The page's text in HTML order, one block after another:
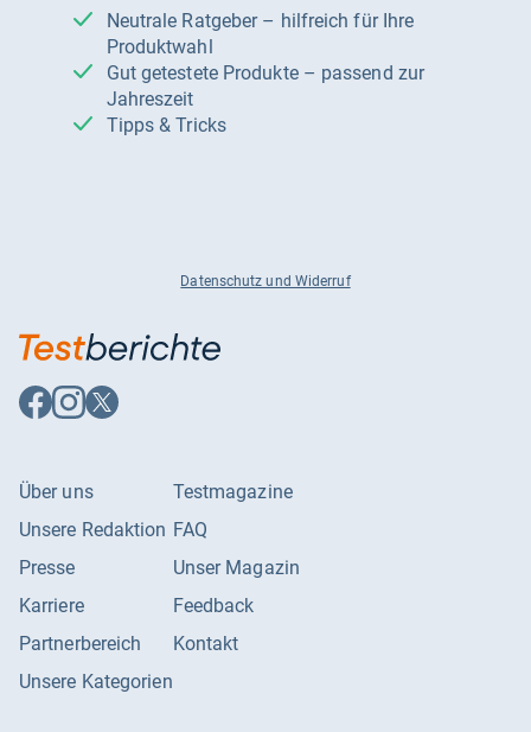
Neutrale Ratgeber – hilfreich für Ihre
Produktwahl
Gut getestete Produkte – passend zur
Jahreszeit
Tipps & Tricks
Datenschutz und Widerruf
Auf
Facebook
Auf
Instagram
Auf
X
Über uns
Unsere Redaktion
Presse
Karriere
Partnerbereich
Unsere Kategorien
Testmagazine
FAQ
Unser Magazin
Feedback
Kontakt